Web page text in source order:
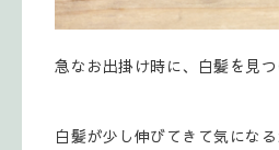
急なお出掛け時に、白髪を見つ
白髪が少し伸びてきて気にな